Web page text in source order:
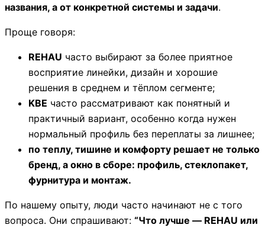
названия, а от конкретной системы и задачи.
Проще говоря:
REHAU часто выбирают за более приятное
восприятие линейки, дизайн и хорошие
решения в среднем и тёплом сегменте;
KBE часто рассматривают как понятный и
практичный вариант, особенно когда нужен
нормальный профиль без переплаты за лишнее;
по теплу, тишине и комфорту решает не только
бренд, а окно в сборе: профиль, стеклопакет,
фурнитура и монтаж.
По нашему опыту, люди часто начинают не с того
вопроса. Они спрашивают: “Что лучше — REHAU или